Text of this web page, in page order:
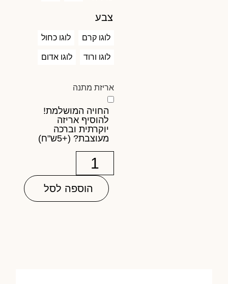
צבע
לוגו קרם לוגו כחול
לוגו ורוד לוגו אדום
אריזת מתנה
החויה המושלמת!
להוסיף אריזה
יוקרתית וברכה
מעוצבת? (+5ש"ח)
הוספה לסל